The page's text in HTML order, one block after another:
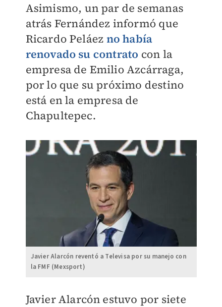
Asimismo, un par de semanas
atrás Fernández informó que
Ricardo Peláez no había
renovado su contrato con la
empresa de Emilio Azcárraga,
por lo que su próximo destino
está en la empresa de
Chapultepec.
Javier Alarcón reventó a Televisa por su manejo con
la FMF (Mexsport)
Javier Alarcón estuvo por siete